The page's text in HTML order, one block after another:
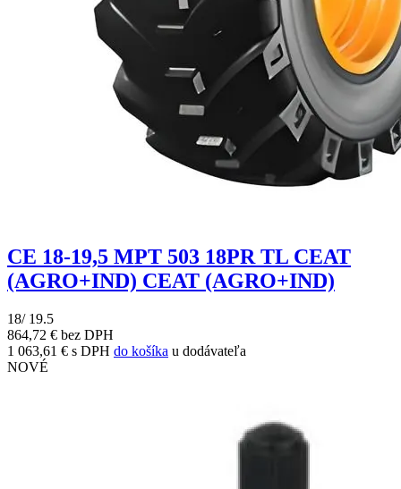
CE 18-19,5 MPT 503 18PR TL CEAT
(AGRO+IND) CEAT (AGRO+IND)
18/ 19.5
864,72 € bez DPH
1 063,61 € s DPH do košíka u dodávateľa
NOVÉ